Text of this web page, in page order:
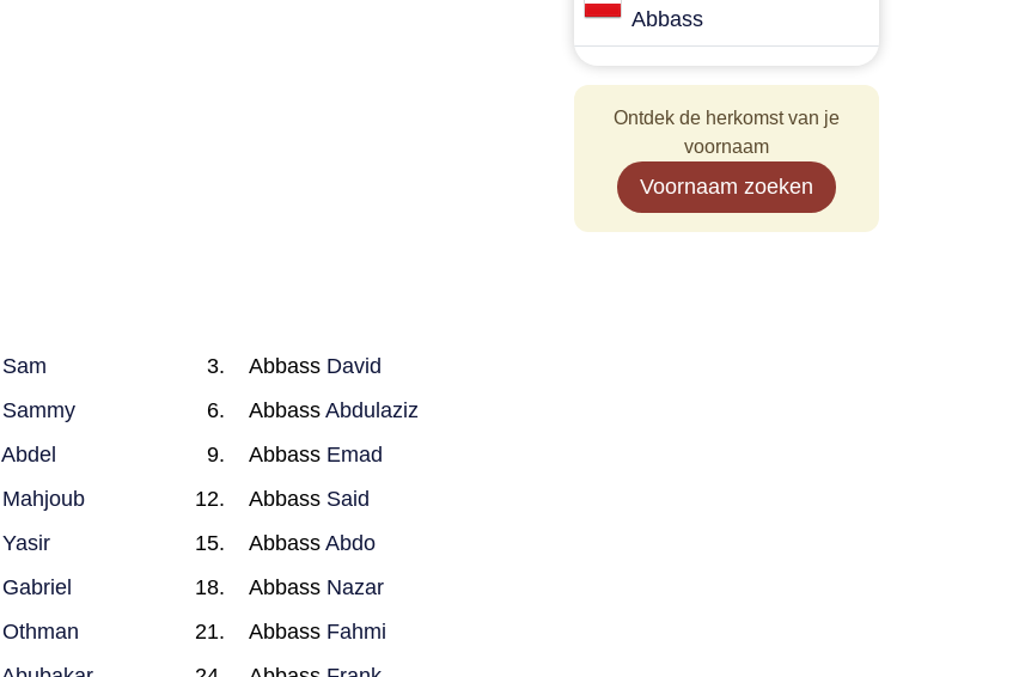
Sam Abbass David
Sammy AbbassAbdulaziz
Abdel Abbass Emad
Mahjoub Abbass Said
Yasir AbbassAbdo
Gabriel Abbass Nazar
Othman Abbass Fahmi
Abbass
Ontdek de herkomst van je
voornaam
Voornaam zoeken